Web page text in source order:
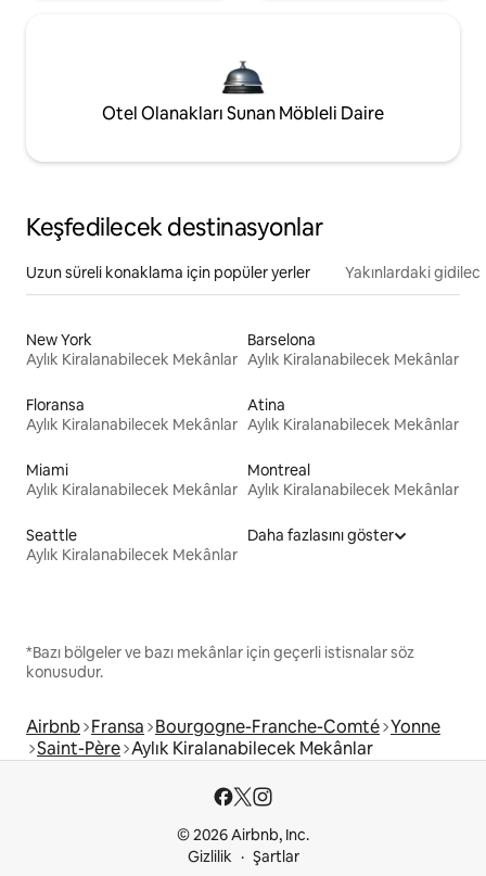
Otel Olanakları Sunan Möbleli Daire
Keşfedilecek destinasyonlar
Uzun süreli konaklama için popüler yerler Yakınlardaki
New York
Aylık Kiralanabilecek Mekânlar
Barselona
Aylık Kiralanabilecek Mekânlar
Floransa
Aylık Kiralanabilecek Mekânlar
Atina
Aylık Kiralanabilecek Mekânlar
Miami
Aylık Kiralanabilecek Mekânlar
Montreal
Aylık Kiralanabilecek Mekânlar
Seattle
Aylık Kiralanabilecek Mekânlar
Daha fazlasını göster
*Bazı bölgeler ve bazı mekânlar için geçerli istisnalar söz
konusudur.
Airbnb Fransa Bourgogne-Franche-Comté Yonne
Saint-Père Aylık Kiralanabilecek Mekânlar
© 2026 Airbnb, Inc.
Gizlilik
Şartlar